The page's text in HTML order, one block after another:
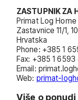
ZASTUPNIK ZA
Primat Log
Zastavnice 11/1,
Hrvatska
Phone: +385 1
Fax: +385 1 6593
Email:
Web: primat-
Više o